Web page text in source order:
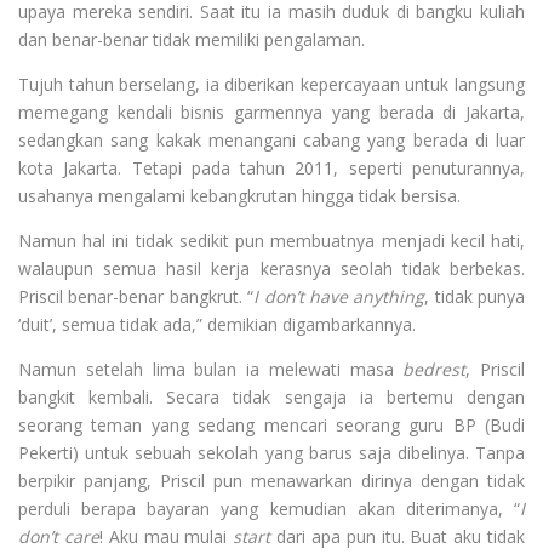
upaya mereka sendiri. Saat itu ia masih duduk di bangku kuliah
dan benar-benar tidak memiliki pengalaman.
Tujuh tahun berselang, ia diberikan kepercayaan untuk langsung
memegang kendali bisnis garmennya yang berada di Jakarta,
sedangkan sang kakak menangani cabang yang berada di luar
kota Jakarta. Tetapi pada tahun 2011, seperti penuturannya,
usahanya mengalami kebangkrutan hingga tidak bersisa.
Namun hal ini tidak sedikit pun membuatnya menjadi kecil hati,
walaupun semua hasil kerja kerasnya seolah tidak berbekas.
Priscil benar-benar bangkrut. “I don’t have anything, tidak punya
‘duit’, semua tidak ada,” demikian digambarkannya.
Namun setelah lima bulan ia melewati masa bedrest, Priscil
bangkit kembali. Secara tidak sengaja ia bertemu dengan
seorang teman yang sedang mencari seorang guru BP (Budi
Pekerti) untuk sebuah sekolah yang barus saja dibelinya. Tanpa
berpikir panjang, Priscil pun menawarkan dirinya dengan tidak
perduli berapa bayaran yang kemudian akan diterimanya, “I
don’t care! Aku mau mulai startdari apa pun itu. Buat aku tidak